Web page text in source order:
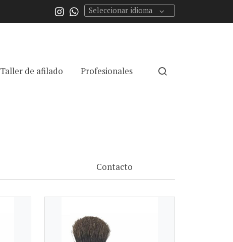
Seleccionar idioma
Taller de afilado Profesionales
Contacto